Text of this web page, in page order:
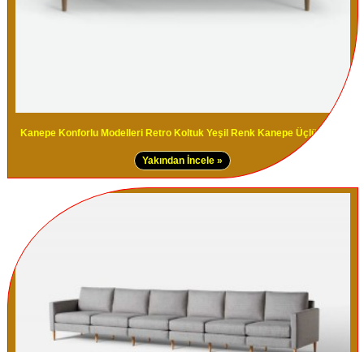
Kanepe Konforlu Modelleri Retro Koltuk Yeşil Renk Kanepe Üçlü Modeli
Yakından İncele »